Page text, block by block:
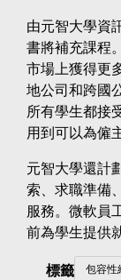
由元智大學資
書將補充課程
市場上獲得更
地公司和跨國
所有學生都接
用到可以為僱
元智大學還計
索、求職準備
服務。微軟員
前為學生提供
標籤
包容性